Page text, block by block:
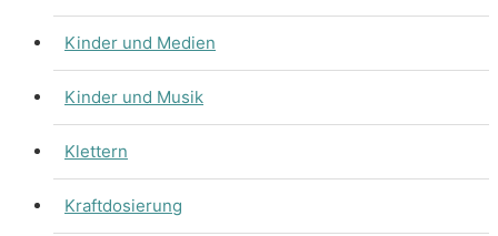
Kinder und Medien
Kinder und Musik
Klettern
Kraftdosierung